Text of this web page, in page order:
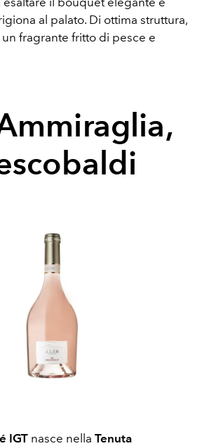
al palato. Di ottima struttura,
fragrante fritto di pesce e
IGT nasce nella Tenuta